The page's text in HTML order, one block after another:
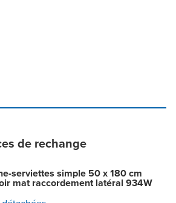
de rechange
serviettes simple 50 x 180 cm
mat raccordement latéral 934W